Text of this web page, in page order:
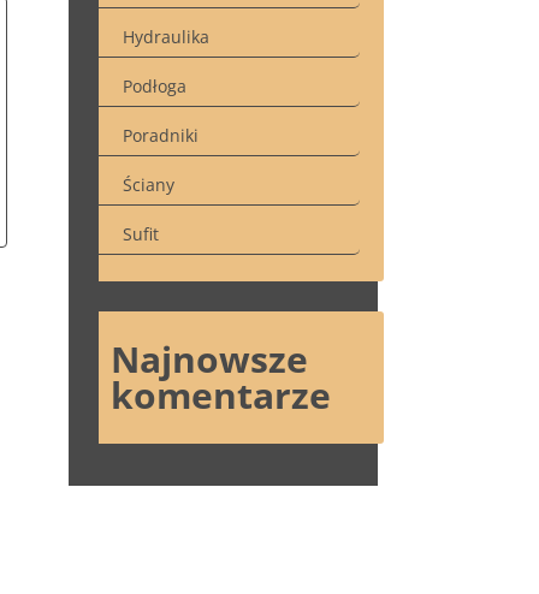
Hydraulika
Podłoga
Poradniki
Ściany
Sufit
Najnowsze
komentarze